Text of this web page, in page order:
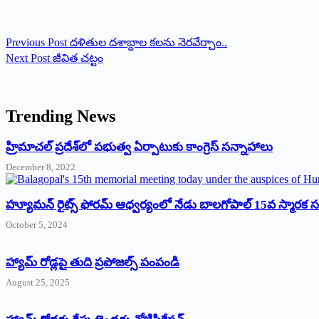
Previous Post దళితుల దశాబ్దాల కలను నెరవేర్చాం..
Next Post జీవిత చట్టం
Trending News
‌హ్రిమాచల్‌ ‌ప్రదేశ్‌లో పభుత్వ ఏర్పాటుకు కాంగ్రెస్‌ ‌సన్నాహాలు
December 8, 2022
హ్యూమన్‌ రైట్స్‌ ఫోరమ్‌ ఆధ్వర్యంలో నేడు బాలగోపాల్‌ 15వ స్మారక
October 5, 2024
హ్యామ్‌ రోడ్లపై తుది ప్రపోజల్స్‌ పంపండి
August 25, 2025